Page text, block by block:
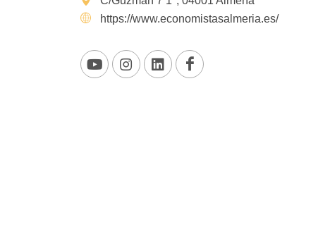
https://www.economistasalmeria.es/